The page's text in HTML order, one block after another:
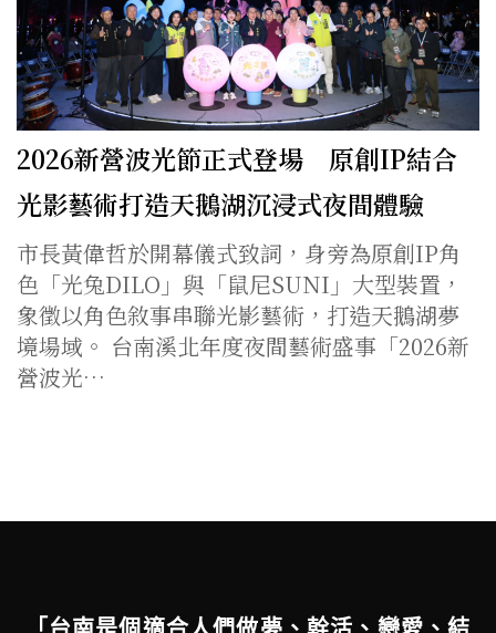
2026新營波光節正式登場 原創IP結合
光影藝術打造天鵝湖沉浸式夜間體驗
市長黃偉哲於開幕儀式致詞，身旁為原創IP角
色「光兔DILO」與「鼠尼SUNI」大型裝置，
象徵以角色敘事串聯光影藝術，打造天鵝湖夢
境場域。 台南溪北年度夜間藝術盛事「2026新
營波光…